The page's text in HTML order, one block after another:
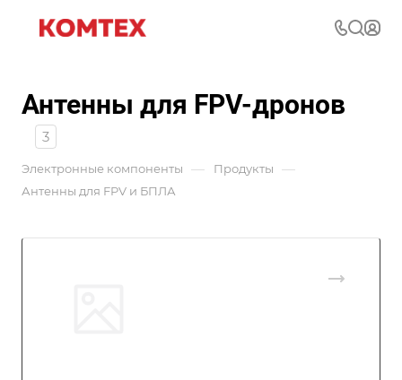
Антенны для FPV-дронов
3
Электронные компоненты — Продукты —
Антенны для FPV и БПЛА